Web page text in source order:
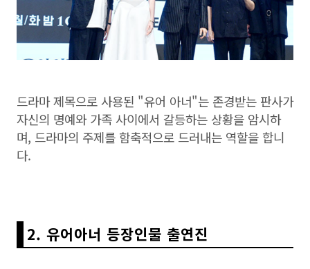
드라마 제목으로 사용된 "유어 아너"는 존경받는 판사가
자신의 명예와 가족 사이에서 갈등하는 상황을 암시하
며, 드라마의 주제를 함축적으로 드러내는 역할을 합니
다.
2. 유어아너 등장인물 출연진